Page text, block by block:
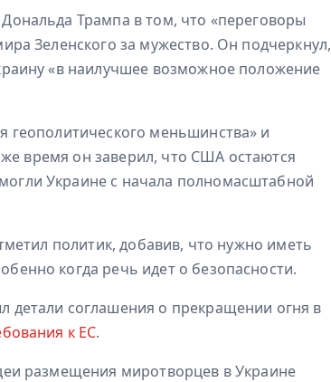
Трампа в том, что «переговоры
Зеленского за мужество. Он подчеркнул,
«в наилучшее возможное положение
геополитического меньшинства» и
время он заверил, что США остаются
Украине с начала полномасштабной
политик, добавив, что нужно иметь
когда речь идет о безопасности.
соглашения о прекращении огня в
к ЕС.
размещения миротворцев в Украине